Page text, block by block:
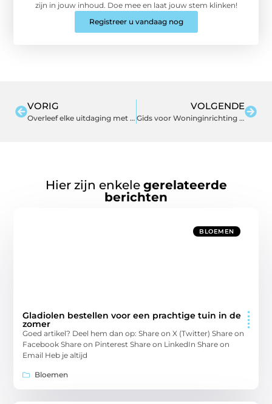
zijn in jouw inhoud. Doe mee en laat jouw stem klinken!
Registreer u vandaag nog
VORIG
Overleef elke uitdaging met de juiste survival materialen
VOLGENDE
Gids voor Woninginrichting in Apeldoorn: Waar Moet U Op Letten?
Hier zijn enkele gerelateerde
berichten
BLOEMEN
Gladiolen bestellen voor een prachtige tuin in de
zomer
Goed artikel? Deel hem dan op: Share on X (Twitter) Share on
Facebook Share on Pinterest Share on LinkedIn Share on
Email Heb je altijd
Bloemen